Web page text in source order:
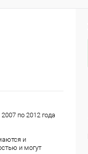
по 2012 года
и
и могут